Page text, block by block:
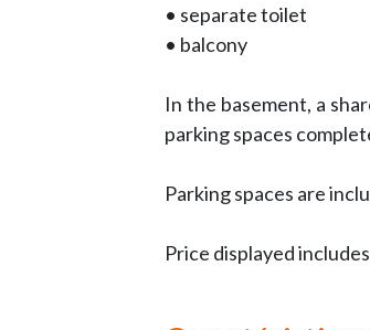
• separate toilet
• balcony
In the basement, a
parking spaces
Parking spaces are
Price displayed